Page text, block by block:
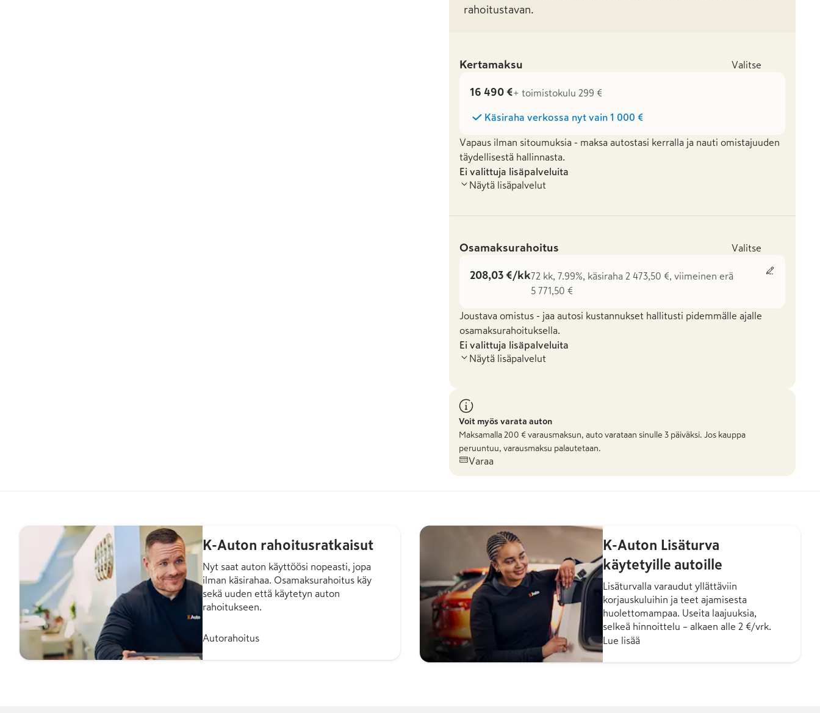
rahoitustavan.
Kertamaksu Valitse
16 490 €+ toimistokulu 299 €
Käsiraha verkossa nyt vain 1 000 €
Vapaus ilman sitoumuksia - maksa autostasi kerralla ja nauti omistajuuden
täydellisestä hallinnasta.
Ei valittuja lisäpalveluita
Näytä lisäpalvelut
Osamaksurahoitus Valitse
208,03 €/kk72 kk, 7.99%, käsiraha 2 473,50 €, viimeinen erä
5 771,50 €
Joustava omistus - jaa autosi kustannukset hallitusti pidemmälle ajalle
osamaksurahoituksella.
Ei valittuja lisäpalveluita
Näytä lisäpalvelut
Voit myös varata auton
Maksamalla 200 € varausmaksun, auto varataan sinulle 3 päiväksi. Jos kauppa
peruuntuu, varausmaksu palautetaan.
Varaa
K-Auton rahoitusratkaisut
Nyt saat auton käyttöösi nopeasti, jopa
ilman käsirahaa. Osamaksurahoitus käy
sekä uuden että käytetyn auton
rahoitukseen.
Autorahoitus
K-Auton Lisäturva
käytetyille autoille
Lisäturvalla varaudut yllättäviin
korjauskuluihin ja teet ajamisesta
huolettomampaa. Useita laajuuksia,
selkeä hinnoittelu – alkaen alle 2 €/vrk.
Lue lisää